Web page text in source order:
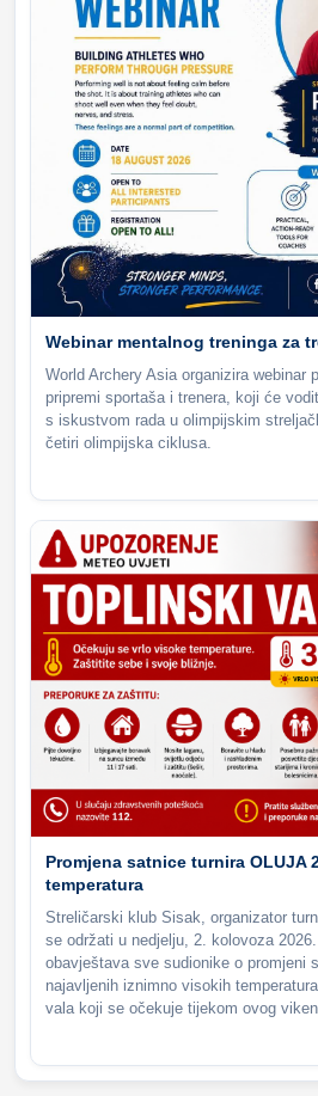
Webinar mentalnog treninga za
World Archery Asia organizira webinar
pripremi sportaša i trenera, koji će
s iskustvom rada u olimpijskim
četiri olimpijska ciklusa.
Promjena satnice turnira OLUJA
temperatura
Streličarski klub Sisak, organizator
se održati u nedjelju, 2. kolovoza
obavještava sve sudionike o promjeni
najavljenih iznimno visokih
vala koji se očekuje tijekom ovog